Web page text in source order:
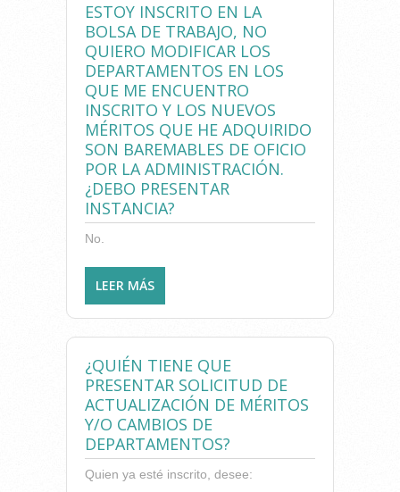
PRESENTAR NUEVA
INSTANCIA DE INSCRIPCIÓN?
ESTOY INSCRITO EN LA
BOLSA DE TRABAJO, NO
QUIERO MODIFICAR LOS
DEPARTAMENTOS EN LOS
QUE ME ENCUENTRO
INSCRITO Y LOS NUEVOS
MÉRITOS QUE HE ADQUIRIDO
SON BAREMABLES DE OFICIO
POR LA ADMINISTRACIÓN.
¿DEBO PRESENTAR
INSTANCIA?
No.
LEER MÁS
LA BOLSA DE TRABAJO, NO
QUE ME ENCUENTRO
INSCRITO Y LOS NUEVOS
MÉRITOS QUE HE ADQUIRIDO
SON BAREMABLES DE OFICIO
POR LA ADMINISTRACIÓN.
¿DEBO PRESENTAR
INSTANCIA?
¿QUIÉN TIENE QUE
PRESENTAR SOLICITUD DE
ACTUALIZACIÓN DE MÉRITOS
Y/O CAMBIOS DE
DEPARTAMENTOS?
Quien ya esté inscrito, desee: